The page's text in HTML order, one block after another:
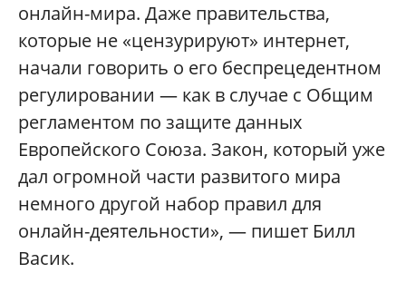
онлайн-мира. Даже правительства,
которые не «цензурируют» интернет,
начали говорить о его беспрецедентном
регулировании — как в случае с Общим
регламентом по защите данных
Европейского Союза. Закон, который уже
дал огромной части развитого мира
немного другой набор правил для
онлайн-деятельности», — пишет Билл
Васик.